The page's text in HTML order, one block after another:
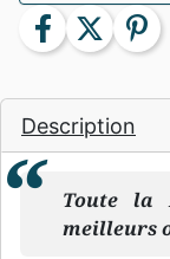
Description
Toute la
meilleurs
facebook twitter pinterest